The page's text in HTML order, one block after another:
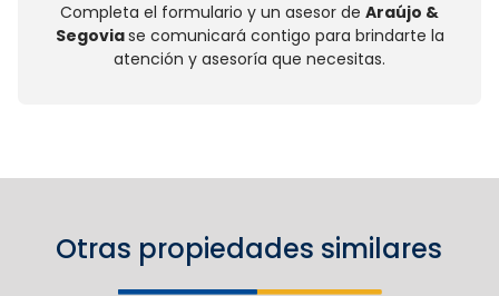
Completa el formulario y un asesor de Araújo &
Segoviase comunicará contigo para brindarte la
atención y asesoría que necesitas.
Otras propiedades similares